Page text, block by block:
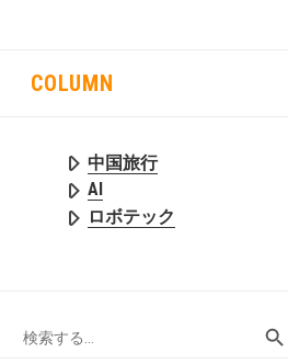
COLUMN
中国旅行
AI
ロボテック
Search